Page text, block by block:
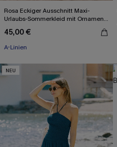
Rosa Eckiger Ausschnitt Maxi-
Urlaubs-Sommerkleid mit Ornament-
45,00 €
A-Linien
NEU